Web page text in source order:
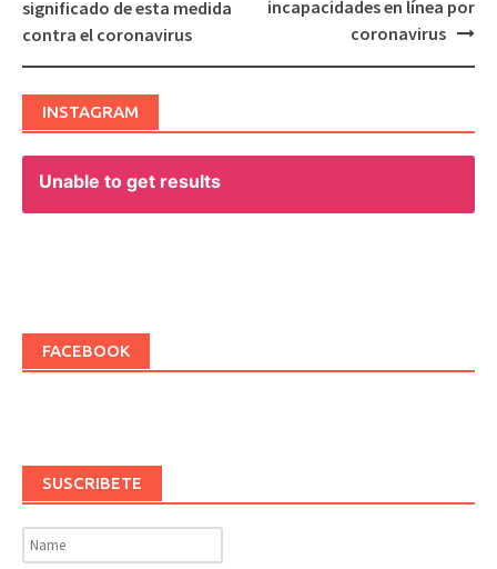
navigation
significado de esta medida
contra el coronavirus
incapacidades en línea por
coronavirus
INSTAGRAM
Unable to get results
FACEBOOK
SUSCRIBETE